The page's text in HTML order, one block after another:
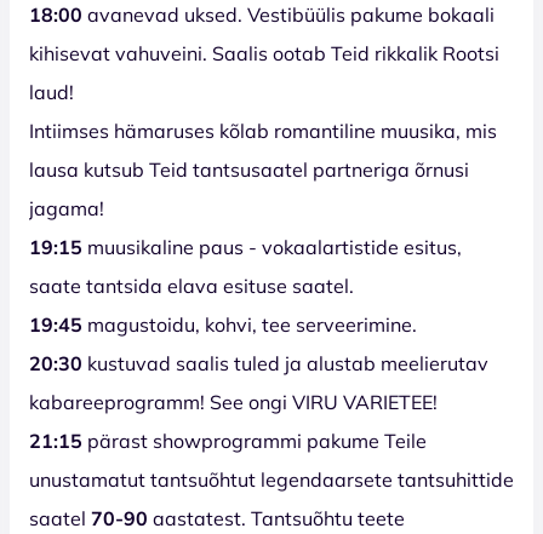
18:00 avanevad uksed. Vestibüülis pakume bokaali
kihisevat vahuveini. Saalis ootab Teid rikkalik Rootsi
laud!
Intiimses hämaruses kõlab romantiline muusika, mis
lausa kutsub Teid tantsusaatel partneriga õrnusi
jagama!
19:15 muusikaline paus - vokaalartistide esitus,
saate tantsida elava esituse saatel.
19:45 magustoidu, kohvi, tee serveerimine.
20:30 kustuvad saalis tuled ja alustab meelierutav
kabareeprogramm! See ongi VIRU VARIETEE!
21:15 pärast showprogrammi pakume Teile
unustamatut tantsuõhtut legendaarsete tantsuhittide
saatel 70-90 aastatest. Tantsuõhtu teete